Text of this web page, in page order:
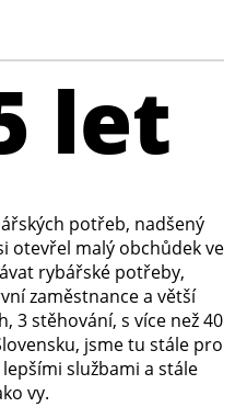
let
potřeb, nadšený
otevřel malý obchůdek ve
rybářské potřeby,
zaměstnance a větší
3 stěhování, s více než 40
jsme tu stále pro
službami a stále
vy.